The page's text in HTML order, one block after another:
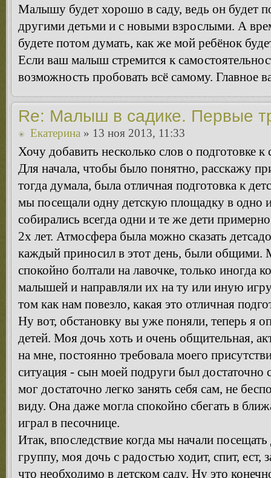
Малышу будет хорошо в саду, ведь он будет
другими детьми и с новыми взрослыми. А
будете потом думать, как же мой ребёнок
Если ваш малыш стремится к
возможность пробовать всё самому. Главное
Re: Малыш в садике. Первые
Екатерина » 13 ноя 2013, 11:33
Хочу добавить несколько слов о подготовке к
Для начала, чтобы было понятно, расскажу
тогда думала, была отличная подготовка к
мы посещали одну детскую площадку в одно
собирались всегда одни и те же дети
2х лет. Атмосфера была можно сказать
каждый приносил в этот день, были общими.
спокойно болтали на лавочке, только иногда
малышей и направляли их на ту или иную
том как нам повезло, какая это отличная
Ну вот, обстановку вы уже поняли, теперь я
детей. Моя дочь хоть и очень общительная,
на мне, постоянно требовала моего
ситуация - сын моей подруги был достаточно
мог достаточно легко занять себя сам, не
виду. Она даже могла спокойно сбегать в
играл в песочнице.
Итак, впоследствие когда мы начали
группу, моя дочь с радостью ходит, спит, ест,
что необходимо в детском саду. Ну это